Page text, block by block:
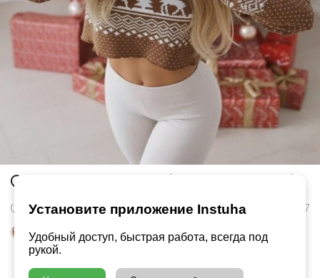
Установите приложение Instuha
Удобный доступ, быстрая работа, всегда под
рукой.
10 Янв в 20:12
147
ПонравилосьArinalisaиещё 5